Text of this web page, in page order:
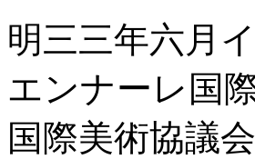
明三三年六月
エンナーレ国
国際美術協議